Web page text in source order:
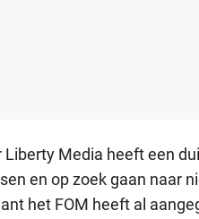
Media heeft een
en op zoek gaan naar
het FOM heeft al